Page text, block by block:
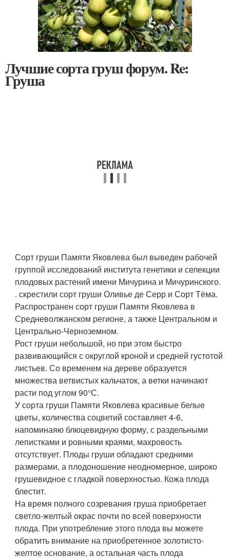
Лучшие сорта груш форум. Re:
Груша
Сорт груши Памяти Яковлева был выведен рабочей
группой исследований института генетики и селекции
плодовых растений имени Мичурина и Мичуринского.
. скрестили сорт груши Оливье де Серр и Сорт Тёма.
Распространен сорт груши Памяти Яковлева в
Средневолжанском регионе, а также Центральном и
Центрально-Черноземном.
Рост груши небольшой, но при этом быстро
развивающийся с округлой кроной и средней густотой
листьев. Со временем на дереве образуется
множества ветвистых кальчаток, а ветки начинают
расти под углом 90°С.
У сорта груши Памяти Яковлева красивые белые
цветы, количества соцветий составляет 4-6,
напоминаяю блюцевидную форму, с раздельными
лепистками и ровными краями, махровость
отсутствует. Плоды груши обладают средними
размерами, а плодоношение неодномерное, широко
грушевидное с гладкой поверхностью. Кожа плода
блестит.
На время полного созревания груша приобретает
светло-желтый окрас почти по всей поверхности
плода. При употребление этого плода вы можете
обратить внимание на приобретенное золотисто-
желтое основание, а остальная часть плода